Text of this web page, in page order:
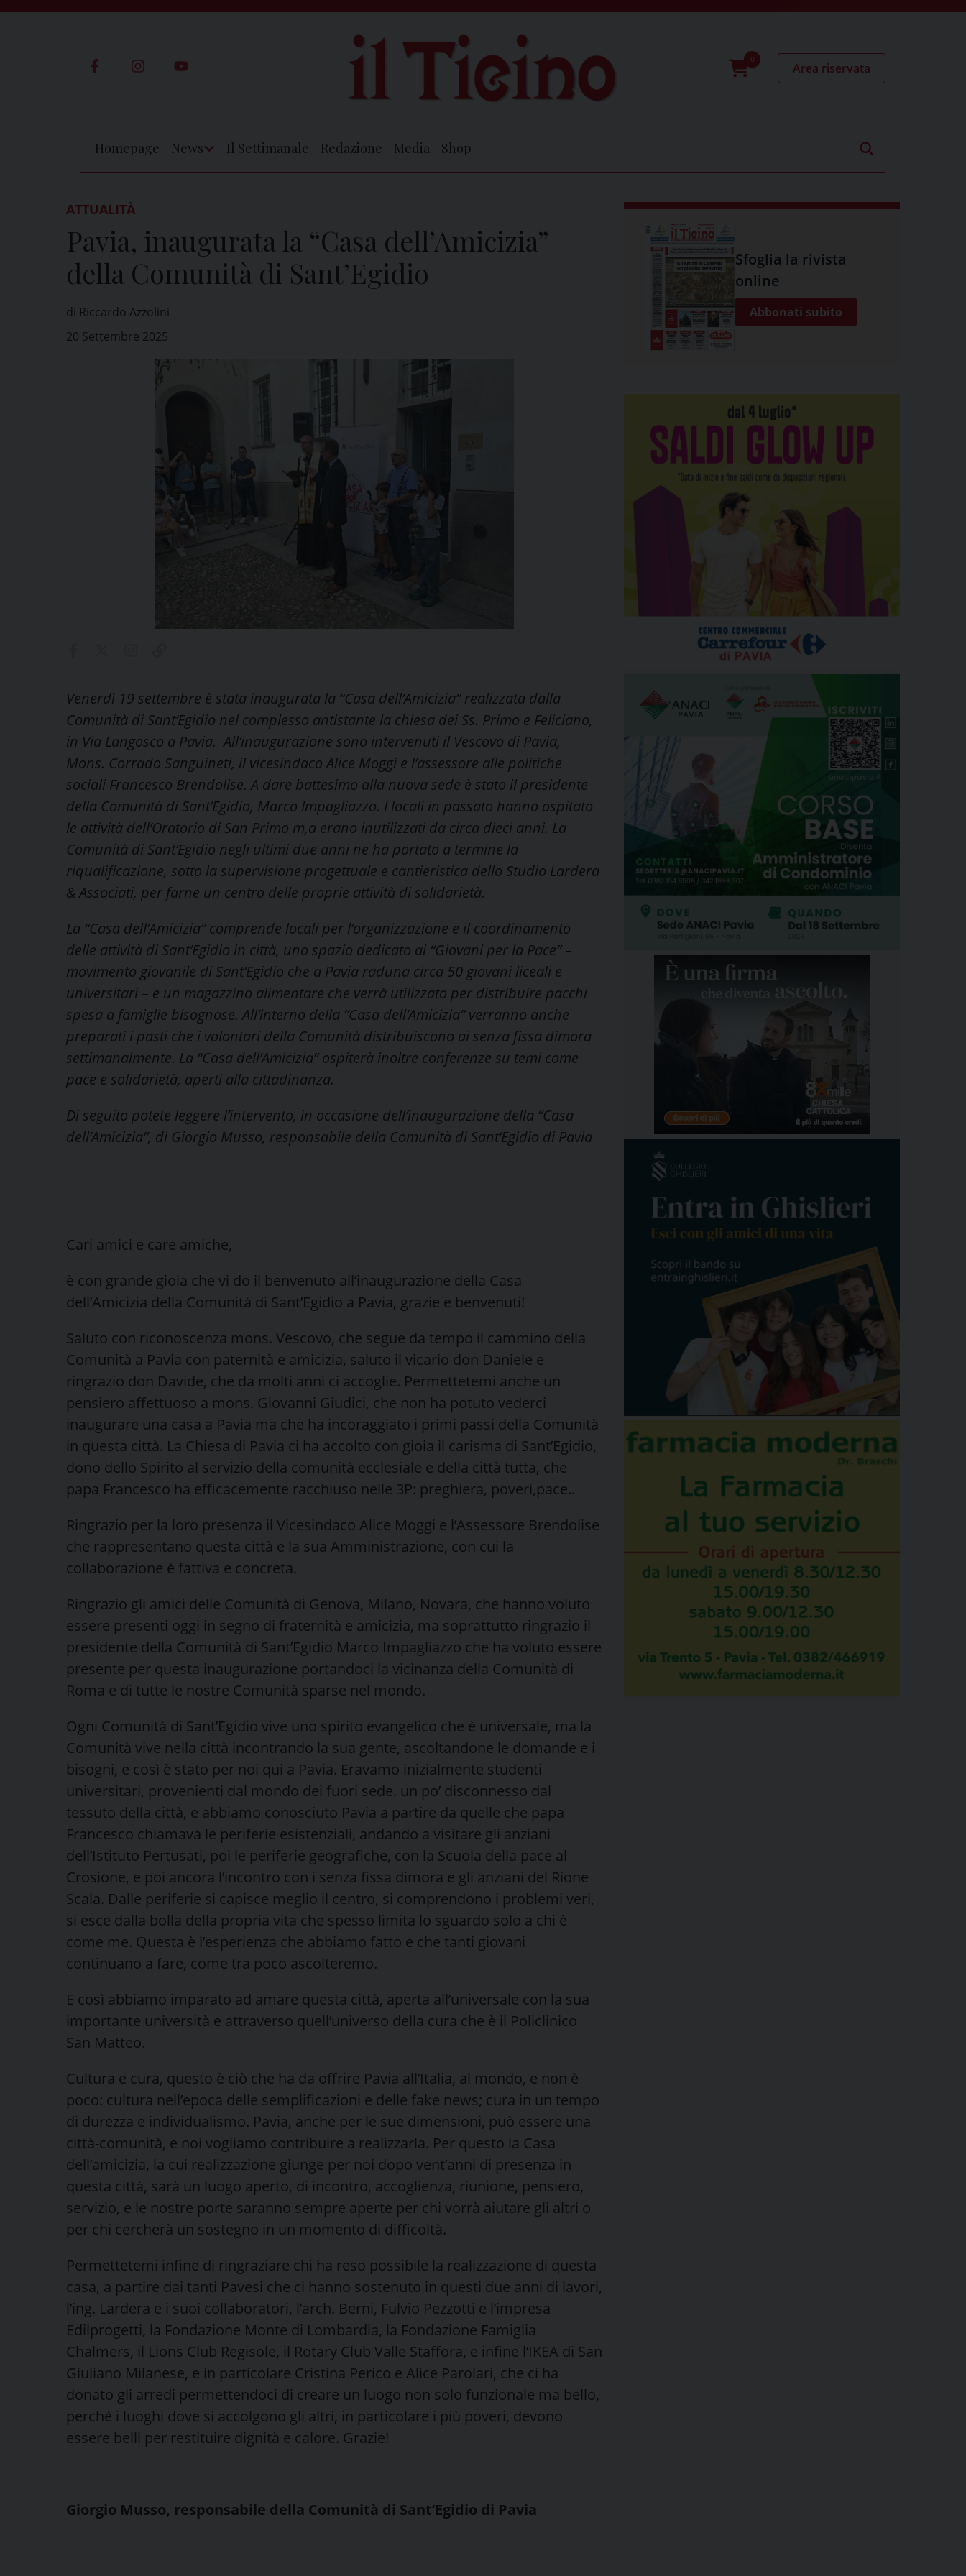
0
Area riservata
Homepage News Il Settimanale Redazione Media Shop
ATTUALITÀ
Pavia, inaugurata la “Casa dell’Amicizia”
della Comunità di Sant’Egidio
di Riccardo Azzolini
20 Settembre 2025
Venerdì 19 settembre è stata inaugurata la “Casa dell’Amicizia” realizzata dalla
Comunità di Sant’Egidio nel complesso antistante la chiesa dei Ss. Primo e Feliciano,
in Via Langosco a Pavia. All’inaugurazione sono intervenuti il Vescovo di Pavia,
Mons. Corrado Sanguineti, il vicesindaco Alice Moggi e l’assessore alle politiche
sociali Francesco Brendolise. A dare battesimo alla nuova sede è stato il presidente
della Comunità di Sant’Egidio, Marco Impagliazzo. I locali in passato hanno ospitato
le attività dell’Oratorio di San Primo m,a erano inutilizzati da circa dieci anni. La
Comunità di Sant’Egidio negli ultimi due anni ne ha portato a termine la
riqualificazione, sotto la supervisione progettuale e cantieristica dello Studio Lardera
& Associati, per farne un centro delle proprie attività di solidarietà.
La “Casa dell’Amicizia” comprende locali per l’organizzazione e il coordinamento
delle attività di Sant’Egidio in città, uno spazio dedicato ai “Giovani per la Pace” –
movimento giovanile di Sant’Egidio che a Pavia raduna circa 50 giovani liceali e
universitari – e un magazzino alimentare che verrà utilizzato per distribuire pacchi
spesa a famiglie bisognose. All’interno della “Casa dell’Amicizia” verranno anche
preparati i pasti che i volontari della Comunità distribuiscono ai senza fissa dimora
settimanalmente. La “Casa dell’Amicizia” ospiterà inoltre conferenze su temi come
pace e solidarietà, aperti alla cittadinanza.
Di seguito potete leggere l’intervento, in occasione dell’inaugurazione della “Casa
dell’Amicizia”, di Giorgio Musso, responsabile della Comunità di Sant’Egidio di Pavia
Cari amici e care amiche,
è con grande gioia che vi do il benvenuto all’inaugurazione della Casa
dell’Amicizia della Comunità di Sant’Egidio a Pavia, grazie e benvenuti!
Saluto con riconoscenza mons. Vescovo, che segue da tempo il cammino della
Comunità a Pavia con paternità e amicizia, saluto il vicario don Daniele e
ringrazio don Davide, che da molti anni ci accoglie. Permettetemi anche un
pensiero affettuoso a mons. Giovanni Giudici, che non ha potuto vederci
inaugurare una casa a Pavia ma che ha incoraggiato i primi passi della Comunità
in questa città. La Chiesa di Pavia ci ha accolto con gioia il carisma di Sant’Egidio,
dono dello Spirito al servizio della comunità ecclesiale e della città tutta, che
papa Francesco ha efficacemente racchiuso nelle 3P: preghiera, poveri,pace..
Ringrazio per la loro presenza il Vicesindaco Alice Moggi e l’Assessore Brendolise
che rappresentano questa città e la sua Amministrazione, con cui la
collaborazione è fattiva e concreta.
Ringrazio gli amici delle Comunità di Genova, Milano, Novara, che hanno voluto
essere presenti oggi in segno di fraternità e amicizia, ma soprattutto ringrazio il
presidente della Comunità di Sant’Egidio Marco Impagliazzo che ha voluto essere
presente per questa inaugurazione portandoci la vicinanza della Comunità di
Roma e di tutte le nostre Comunità sparse nel mondo.
Ogni Comunità di Sant’Egidio vive uno spirito evangelico che è universale, ma la
Comunità vive nella città incontrando la sua gente, ascoltandone le domande e i
bisogni, e così è stato per noi qui a Pavia. Eravamo inizialmente studenti
universitari, provenienti dal mondo dei fuori sede. un po’ disconnesso dal
tessuto della città, e abbiamo conosciuto Pavia a partire da quelle che papa
Francesco chiamava le periferie esistenziali, andando a visitare gli anziani
dell’Istituto Pertusati, poi le periferie geografiche, con la Scuola della pace al
Crosione, e poi ancora l’incontro con i senza fissa dimora e gli anziani del Rione
Scala. Dalle periferie si capisce meglio il centro, si comprendono i problemi veri,
si esce dalla bolla della propria vita che spesso limita lo sguardo solo a chi è
come me. Questa è l’esperienza che abbiamo fatto e che tanti giovani
continuano a fare, come tra poco ascolteremo.
E così abbiamo imparato ad amare questa città, aperta all’universale con la sua
importante università e attraverso quell’universo della cura che è il Policlinico
San Matteo.
Cultura e cura, questo è ciò che ha da offrire Pavia all’Italia, al mondo, e non è
poco: cultura nell’epoca delle semplificazioni e delle fake news; cura in un tempo
di durezza e individualismo. Pavia, anche per le sue dimensioni, può essere una
città-comunità, e noi vogliamo contribuire a realizzarla. Per questo la Casa
dell’amicizia, la cui realizzazione giunge per noi dopo vent’anni di presenza in
questa città, sarà un luogo aperto, di incontro, accoglienza, riunione, pensiero,
servizio, e le nostre porte saranno sempre aperte per chi vorrà aiutare gli altri o
per chi cercherà un sostegno in un momento di difficoltà.
Permettetemi infine di ringraziare chi ha reso possibile la realizzazione di questa
casa, a partire dai tanti Pavesi che ci hanno sostenuto in questi due anni di lavori,
l’ing. Lardera e i suoi collaboratori, l’arch. Berni, Fulvio Pezzotti e l’impresa
Edilprogetti, la Fondazione Monte di Lombardia, la Fondazione Famiglia
Chalmers, il Lions Club Regisole, il Rotary Club Valle Staffora, e infine l’IKEA di San
Giuliano Milanese, e in particolare Cristina Perico e Alice Parolari, che ci ha
donato gli arredi permettendoci di creare un luogo non solo funzionale ma bello,
perché i luoghi dove si accolgono gli altri, in particolare i più poveri, devono
essere belli per restituire dignità e calore. Grazie!
Giorgio Musso, responsabile della Comunità di Sant’Egidio di Pavia
Sfoglia la rivista
online
Abbonati subito